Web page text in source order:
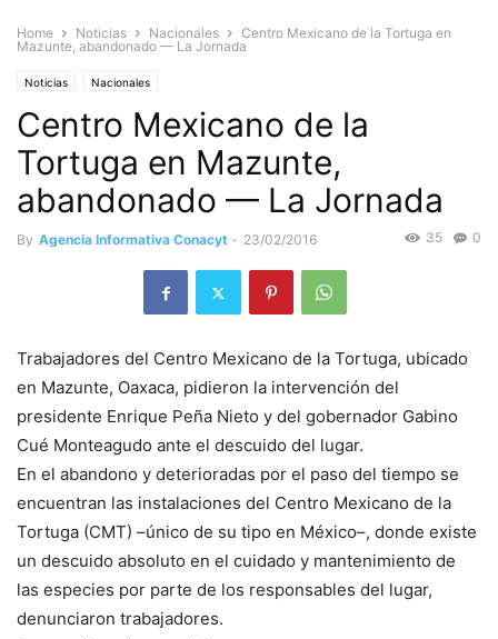
Home Noticias Nacionales
Centro Mexicano de la Tortuga en
Mazunte, abandonado — La Jornada
Noticias Nacionales
Centro Mexicano de la
Tortuga en Mazunte,
abandonado — La Jornada
By Agencia Informativa Conacyt - 23/02/2016 0
35
Trabajadores del Centro Mexicano de la Tortuga, ubicado
en Mazunte, Oaxaca, pidieron la intervención del
presidente Enrique Peña Nieto y del gobernador Gabino
Cué Monteagudo ante el descuido del lugar.
En el abandono y deterioradas por el paso del tiempo se
encuentran las instalaciones del Centro Mexicano de la
Tortuga (CMT) –único de su tipo en México–, donde existe
un descuido absoluto en el cuidado y mantenimiento de
las especies por parte de los responsables del lugar,
denunciaron trabajadores.